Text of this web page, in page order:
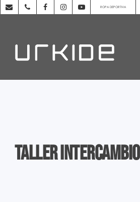
ROPA DEPORTIVA
Taller